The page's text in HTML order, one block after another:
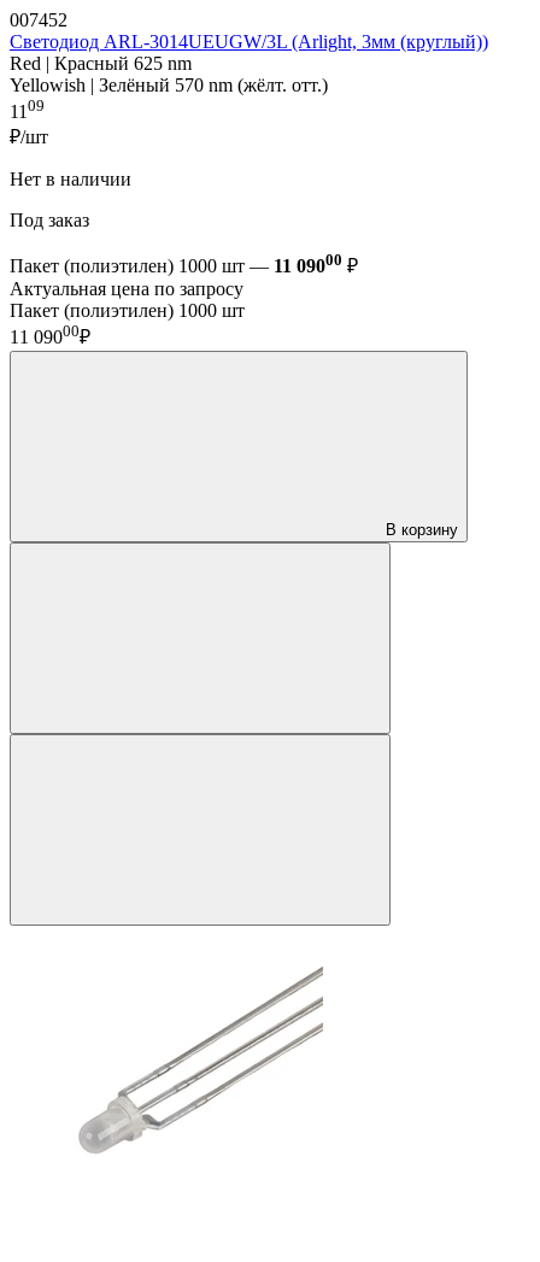
007452
Светодиод ARL-3014UEUGW/3L (Arlight, 3мм (круглый))
Red | Красный 625 nm
Yellowish | Зелёный 570 nm (жёлт. отт.)
11 09
₽/шт
Нет в наличии
Под заказ
Пакет (полиэтилен) 1000 шт — 11 09000 ₽
Актуальная цена по запросу
Пакет (полиэтилен) 1000 шт
11 09000₽
В корзину